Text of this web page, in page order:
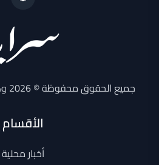
جميع الحقوق محفوظة © 2026 وكالة أنباء سرايا الإخبارية
الأقسام
أخبار محلية